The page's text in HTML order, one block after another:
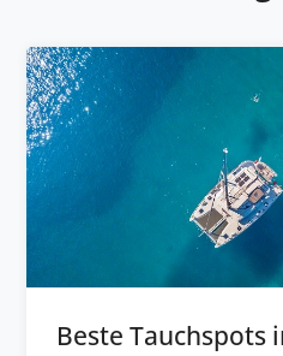
Beste Tauchspots